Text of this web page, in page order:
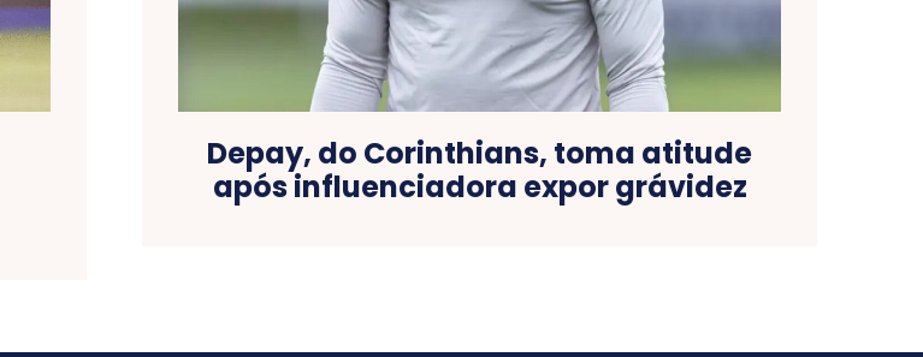
Depay, do Corinthians, toma atitude
após influenciadora expor grávidez